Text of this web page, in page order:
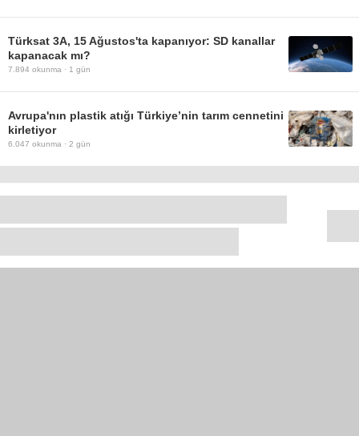
Türksat 3A, 15 Ağustos'ta kapanıyor: SD kanallar
kapanacak mı?
7.894 okunma · 1 gün
Avrupa'nın plastik atığı Türkiye’nin tarım cennetini
kirletiyor
6.047 okunma · 2 gün